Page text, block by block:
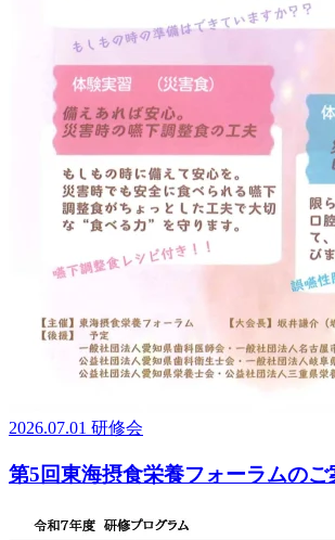
2026.07.01 研修会
第5回東海摂食栄養フォーラムのご